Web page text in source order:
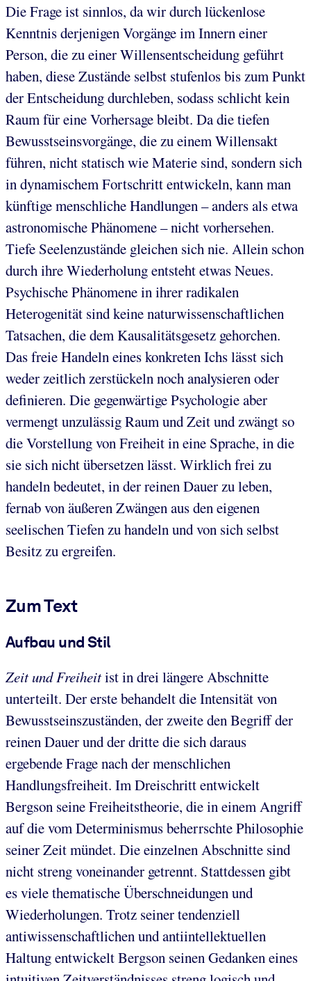
Die Frage ist sinnlos, da wir durch lückenlose
Kenntnis derjenigen Vorgänge im Innern einer
Person, die zu einer Willensentscheidung geführt
haben, diese Zustände selbst stufenlos bis zum Punkt
der Entscheidung durchleben, sodass schlicht kein
Raum für eine Vorhersage bleibt. Da die tiefen
Bewusstseinsvorgänge, die zu einem Willensakt
führen, nicht statisch wie Materie sind, sondern sich
in dynamischem Fortschritt entwickeln, kann man
künftige menschliche Handlungen – anders als etwa
astronomische Phänomene – nicht vorhersehen.
Tiefe Seelenzustände gleichen sich nie. Allein schon
durch ihre Wiederholung entsteht etwas Neues.
Psychische Phänomene in ihrer radikalen
Heterogenität sind keine naturwissenschaftlichen
Tatsachen, die dem Kausalitätsgesetz gehorchen.
Das freie Handeln eines konkreten Ichs lässt sich
weder zeitlich zerstückeln noch analysieren oder
definieren. Die gegenwärtige Psychologie aber
vermengt unzulässig Raum und Zeit und zwängt so
die Vorstellung von Freiheit in eine Sprache, in die
sie sich nicht übersetzen lässt. Wirklich frei zu
handeln bedeutet, in der reinen Dauer zu leben,
fernab von äußeren Zwängen aus den eigenen
seelischen Tiefen zu handeln und von sich selbst
Besitz zu ergreifen.
Zum Text
Aufbau und Stil
Zeit und Freiheitist in drei längere Abschnitte
unterteilt. Der erste behandelt die Intensität von
Bewusstseinszuständen, der zweite den Begriff der
reinen Dauer und der dritte die sich daraus
ergebende Frage nach der menschlichen
Handlungsfreiheit. Im Dreischritt entwickelt
Bergson seine Freiheitstheorie, die in einem Angriff
auf die vom Determinismus beherrschte Philosophie
seiner Zeit mündet. Die einzelnen Abschnitte sind
nicht streng voneinander getrennt. Stattdessen gibt
es viele thematische Überschneidungen und
Wiederholungen. Trotz seiner tendenziell
antiwissenschaftlichen und antiintellektuellen
Haltung entwickelt Bergson seinen Gedanken eines